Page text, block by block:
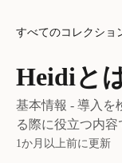
すべてのコレクショ
Heidiと
基本情報 - 導入を
る際に役立つ内容
1か月以上前に更新